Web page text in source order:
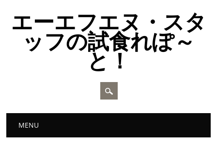
エーエフエヌ・スタ
ッフの試食れぽ～
と！
Main menu
MENU